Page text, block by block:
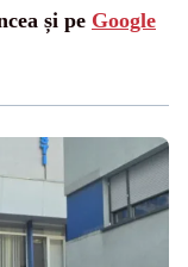
și pe Google